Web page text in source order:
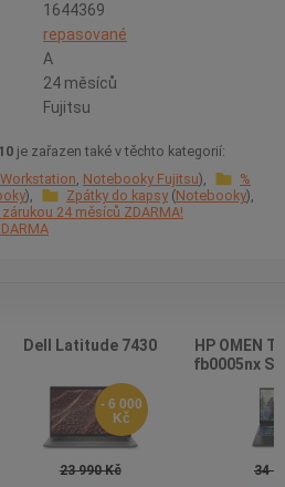
1644369
repasované
A
24 měsíců
Fujitsu
je zařazen také v těchto kategorií:
Workstation Notebooky Fujitsu
%
Zpátky do kapsy Notebooky
24 měsíců ZDARMA!
Dell Latitude 7430
- 6 000
Kč
23 990 Kč
HP OMEN
fb0005nx
34